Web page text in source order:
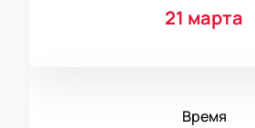
21 марта
Время